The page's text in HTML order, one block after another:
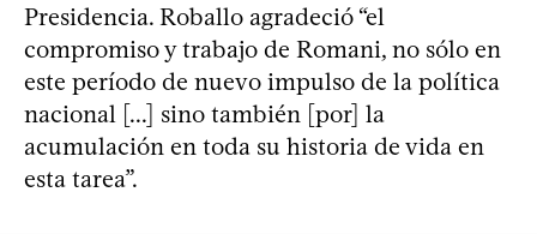
Presidencia. Roballo agradeció “el
compromiso y trabajo de Romani, no sólo en
este período de nuevo impulso de la política
nacional [...] sino también [por] la
acumulación en toda su historia de vida en
esta tarea”.